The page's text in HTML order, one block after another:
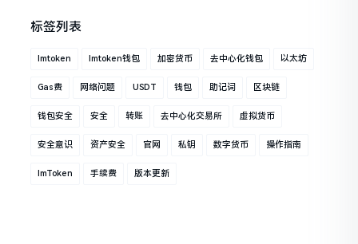
标签列表
Imtoken Imtoken钱包 加密货币 去中心化钱包 以太坊
Gas费 网络问题 USDT 钱包 助记词 区块链
钱包安全 安全 转账 去中心化交易所 虚拟货币
安全意识 资产安全 官网 私钥 数字货币 操作指南
ImToken 手续费 版本更新